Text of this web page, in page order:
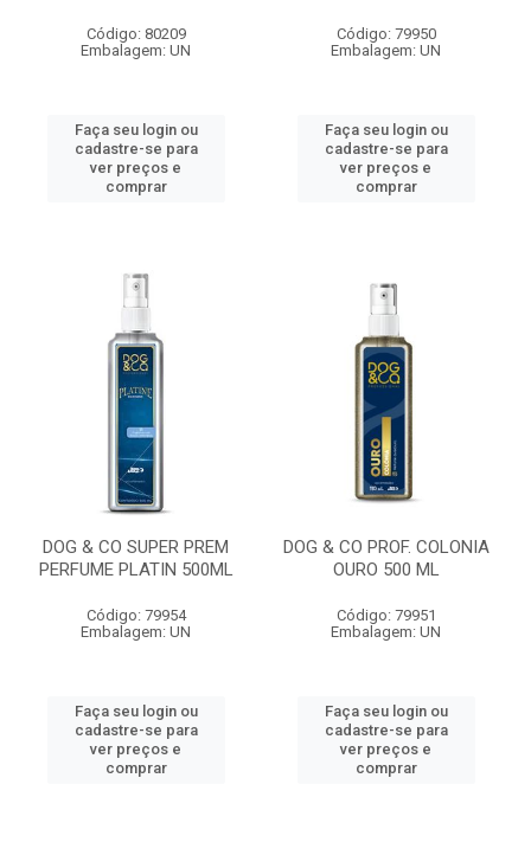
Código: 80209
Embalagem: UN
Faça seu login ou
cadastre-se para
ver preços e
comprar
Código: 79950
Embalagem: UN
Faça seu login ou
cadastre-se para
ver preços e
comprar
DOG & CO SUPER PREM
PERFUME PLATIN 500ML
Código: 79954
Embalagem: UN
Faça seu login ou
cadastre-se para
ver preços e
comprar
DOG & CO PROF. COLONIA
OURO 500 ML
Código: 79951
Embalagem: UN
Faça seu login ou
cadastre-se para
ver preços e
comprar